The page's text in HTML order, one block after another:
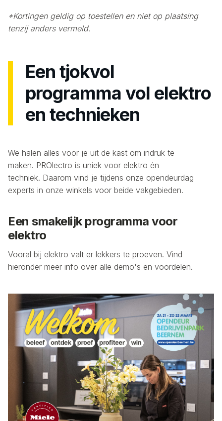
*Kortingen geldig op toestellen en niet op plaatsing
tenzij anders vermeld.
Een tjokvol
programma vol elektro
en technieken
We halen alles voor je uit de kast om indruk te
maken. PROlectro is uniek voor elektro én
techniek. Daarom vind je tijdens onze opendeurdag
experts in onze winkels voor beide vakgebieden.
Een smakelijk programma voor
elektro
Vooral bij elektro valt er lekkers te proeven. Vind
hieronder meer info over alle demo's en voordelen.